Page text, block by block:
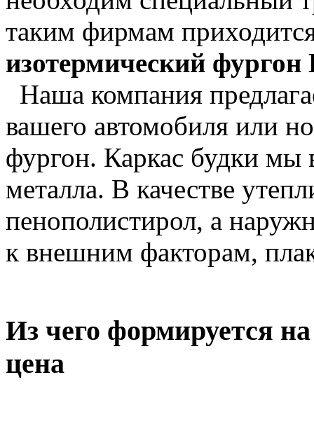
таким фирмам
изотермический фургон
Наша компания
вашего автомобиля или
фургон. Каркас будки мы
металла. В качестве
пенополистирол, а
к внешним факторам,
Из чего формируется
цена